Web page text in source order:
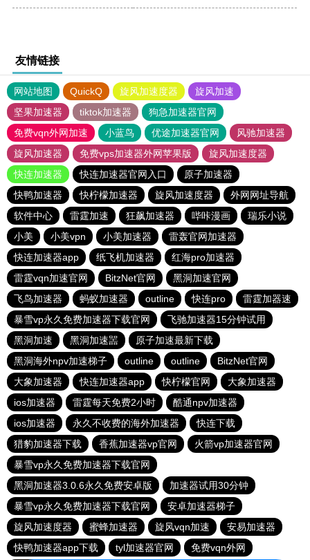
友情链接
网站地图 QuickQ 旋风加速度器
旋风加速
坚果加速器
tiktok加速器
狗急加速器官网
免费vqn外网加速
小蓝鸟 优途加速器官网
风驰加速器
旋风加速器
免费vps加速器外网苹果版
旋风加速度器
快连加速器
快连加速器官网入口
原子加速器
快鸭加速器
快柠檬加速器 旋风加速度器
外网网址导航
软件中心
雷霆加速 狂飙加速器 哔咔漫画
瑞乐小说
小美
小美vpn 小美加速器
雷轰官网加速器
快连加速器app
纸飞机加速器
红海pro加速器
雷霆vqn加速官网
BitzNet官网
黑洞加速官网
飞鸟加速器
蚂蚁加速器 outline 快连pro
雷霆加器速
暴雪vp永久免费加速器下载官网
飞驰加速器15分钟试用
黑洞加速
黑洞加速噐
原子加速最新下载
黑洞海外npv加速梯子
outline outline
BitzNet官网
大象加速器
快连加速器app 快柠檬官网
大象加速器
ios加速器
雷霆每天免费2小时
酷通npv加速器
ios加速器
永久不收费的海外加速器
快连下载
猎豹加速器下载
香蕉加速器vp官网
火箭vp加速器官网
暴雪vp永久免费加速器下载官网
黑洞加速器3.0.6永久免费安卓版
加速器试用30分钟
暴雪vp永久免费加速器下载官网
安卓加速器梯子
旋风加速度器
蜜蜂加速器 旋风vqn加速
安易加速器
快鸭加速器app下载
tyl加速器官网 免费vqn外网